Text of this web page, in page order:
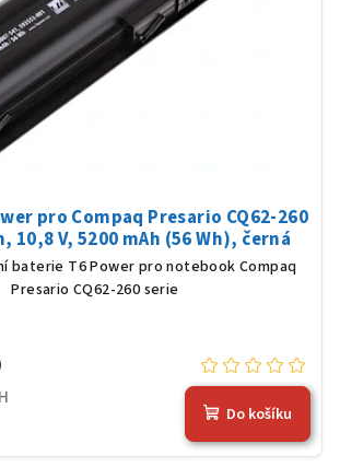
pro Compaq Presario CQ62-260
10,8 V, 5200 mAh (56 Wh), černá
baterie T6 Power pro notebook Compaq
Presario CQ62-260 serie
Do košíku